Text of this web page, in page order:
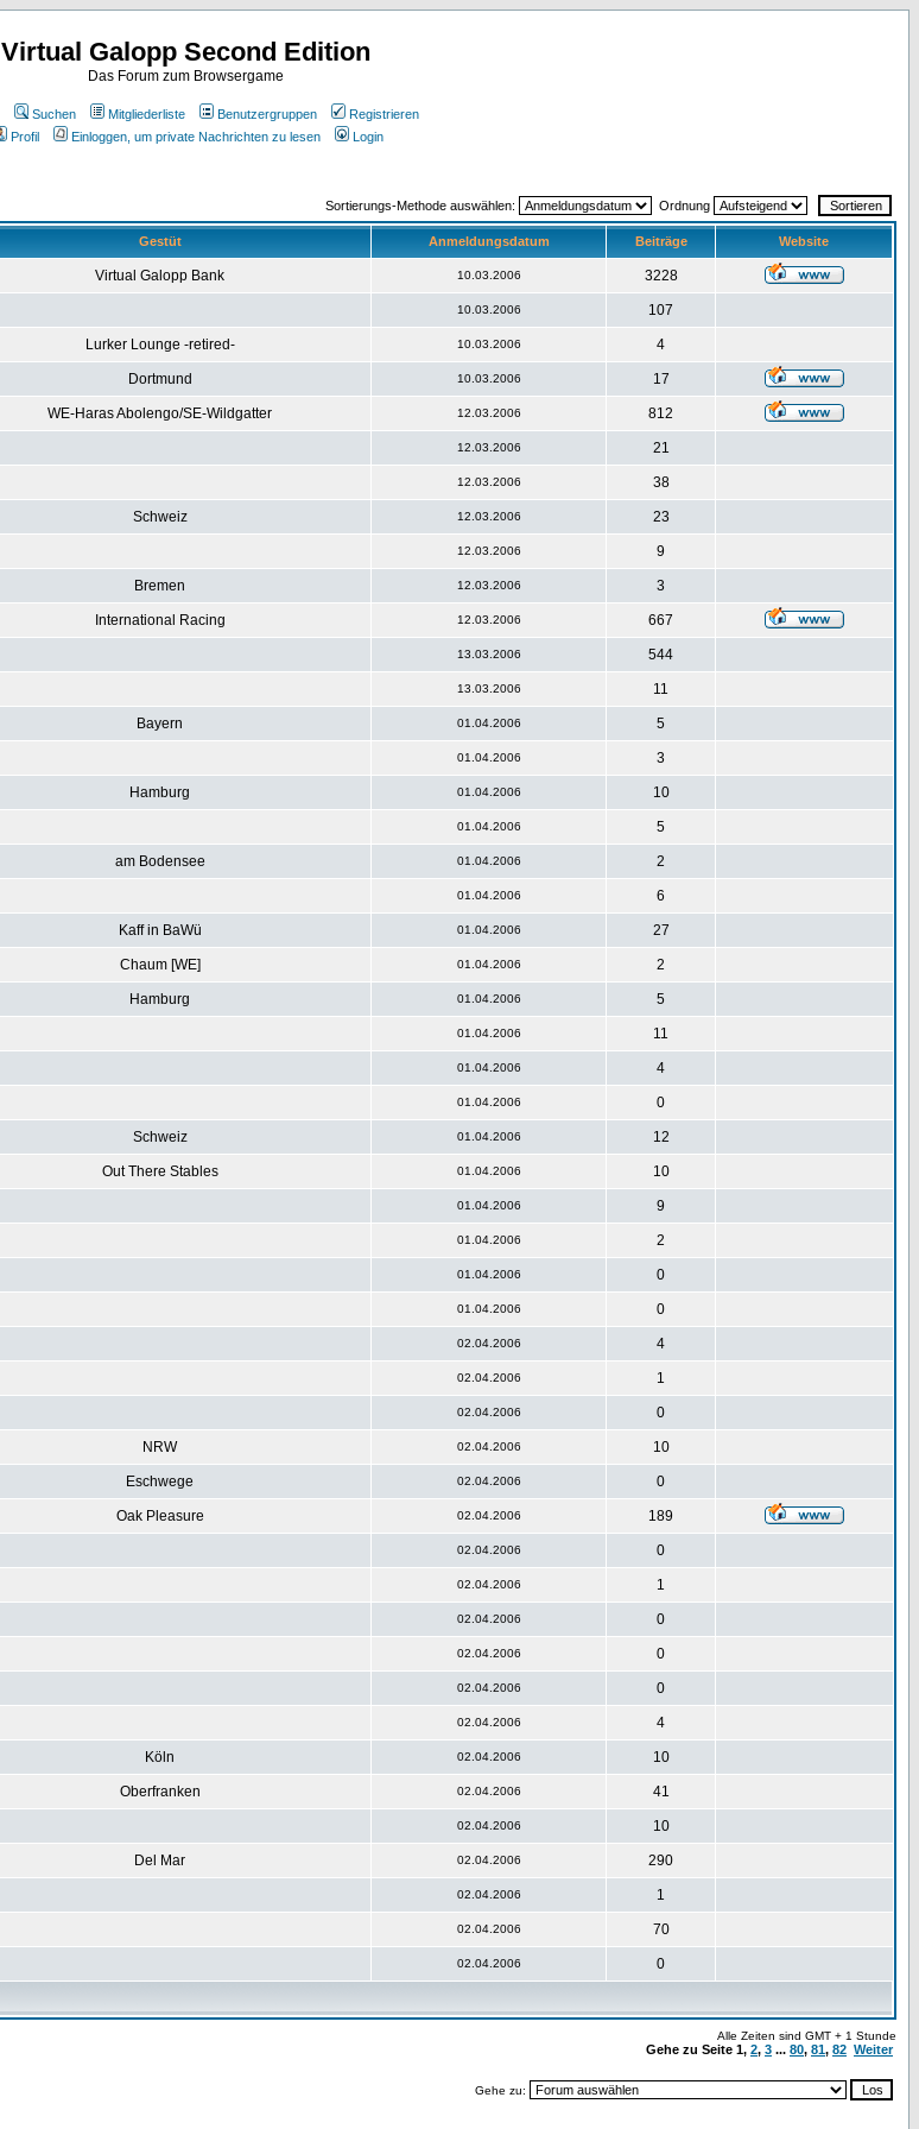
Virtual Galopp Second Edition
Das Forum zum Browsergame
Suchen Mitgliederliste Benutzergruppen
Registrieren
Profil
Einloggen, um private Nachrichten zu lesen Login
Sortierungs-Methode auswählen: Ordnung
Gestüt Anmeldungsdatum Beiträge Website
Virtual Galopp Bank 10.03.2006 3228
10.03.2006 107
Lurker Lounge -retired- 10.03.2006 4
Dortmund 10.03.2006 17
WE-Haras Abolengo/SE-Wildgatter 12.03.2006 812
12.03.2006 21
12.03.2006 38
Schweiz 12.03.2006 23
12.03.2006 9
Bremen 12.03.2006 3
International Racing 12.03.2006 667
13.03.2006 544
13.03.2006 11
Bayern 01.04.2006 5
01.04.2006 3
Hamburg 01.04.2006 10
01.04.2006 5
am Bodensee 01.04.2006 2
01.04.2006 6
Kaff in BaWü 01.04.2006 27
Chaum [WE] 01.04.2006 2
Hamburg 01.04.2006 5
01.04.2006 11
01.04.2006 4
01.04.2006 0
Schweiz 01.04.2006 12
Out There Stables 01.04.2006 10
01.04.2006 9
01.04.2006 2
01.04.2006 0
01.04.2006 0
02.04.2006 4
02.04.2006 1
02.04.2006 0
NRW 02.04.2006 10
Eschwege 02.04.2006 0
Oak Pleasure 02.04.2006 189
02.04.2006 0
02.04.2006 1
02.04.2006 0
02.04.2006 0
02.04.2006 0
02.04.2006 4
Köln 02.04.2006 10
Oberfranken 02.04.2006 41
02.04.2006 10
Del Mar 02.04.2006 290
02.04.2006 1
02.04.2006 70
02.04.2006 0
Alle Zeiten sind GMT + 1 Stunde
Gehe zu Seite 1, 2, 3 ... 80, 81, 82 Weiter
Gehe zu: